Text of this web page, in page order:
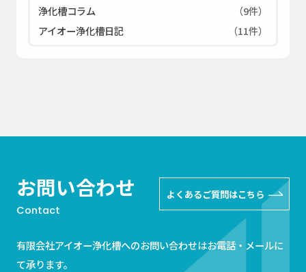
浄化槽コラム
（9件）
アイオー浄化槽日記
（11件）
お問い合わせ
Contact
よくあるご質問はこちら
有限会社アイオー浄化槽へのお問い合わせはお電話・メールに
て承ります。